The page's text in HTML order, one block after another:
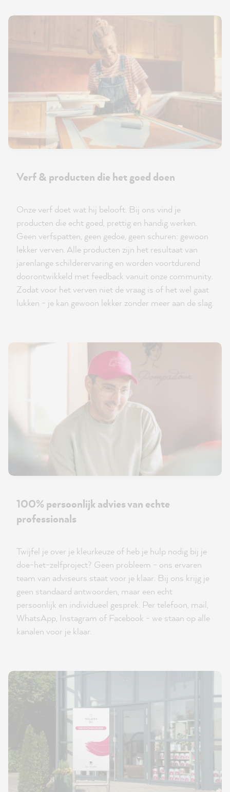
Verf & producten die het goed doen
Onze verf doet wat hij belooft. Bij ons vind je
producten die echt goed, prettig en handig werken.
Geen verfspatten, geen gedoe, geen schuren: gewoon
lekker verven. Alle producten zijn het resultaat van
jarenlange schilderervaring en worden voortdurend
doorontwikkeld met feedback vanuit onze community.
Zodat voor het verven niet de vraag is of het wel gaat
lukken - je kan gewoon lekker zonder meer aan de slag.
100% persoonlijk advies van echte
professionals
Twijfel je over je kleurkeuze of heb je hulp nodig bij je
doe-het-zelfproject? Geen probleem - ons ervaren
team van adviseurs staat voor je klaar. Bij ons krijg je
geen standaard antwoorden, maar een echt
persoonlijk en individueel gesprek. Per telefoon, mail,
WhatsApp, Instagram of Facebook - we staan op alle
kanalen voor je klaar.